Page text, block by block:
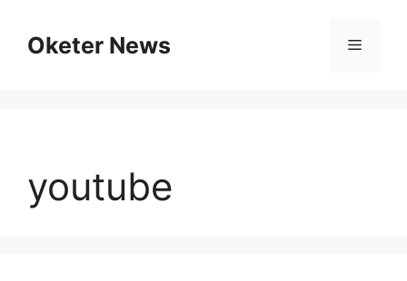
contentOketer News Menu
youtube